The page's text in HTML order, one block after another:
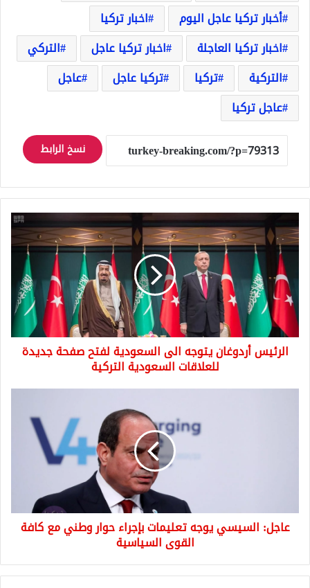
أخبار تركيا عاجل اليوم
اخبار تركيا
اخبار تركيا العاجلة
اخبار تركيا عاجل
التركي
التركية
تركيا تركيا عاجل
عاجل
عاجل تركيا
نسخ الرابط
أردوغان
يتوجه
السعودية
لفتح
صفحة
جديدة
للعلاقات
السعودية
التركية
الرئيس أردوغان يتوجه الى السعودية لفتح صفحة جديدة
للعلاقات السعودية التركية
كافة
القوى
السياسية
عاجل: السيسي يوجه تعليمات بإجراء حوار وطني مع كافة
القوى السياسية